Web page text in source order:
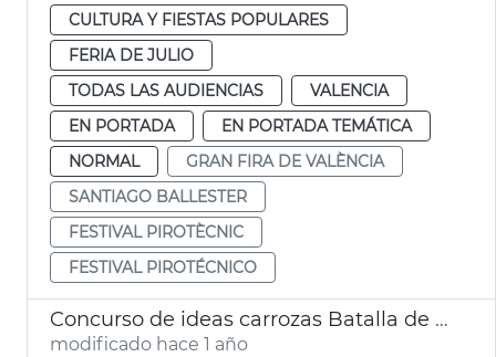
CULTURA Y FIESTAS POPULARES
FERIA DE JULIO
TODAS LAS AUDIENCIAS
VALENCIA
EN PORTADA
EN PORTADA TEMÁTICA
NORMAL
GRAN FIRA DE VALÈNCIA
SANTIAGO BALLESTER
FESTIVAL PIROTÈCNIC
FESTIVAL PIROTÉCNICO
Concurso de ideas carrozas Batalla de Flores València
modificado hace 1 año